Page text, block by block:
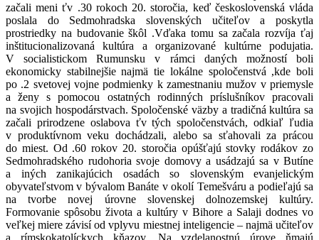
začali meni ťv 30. rokoch 20. storočia, keď československá vláda
poslala do Sedmohradska slovenských učiteľov a poskytla
prostriedky na budovanie škôl .Vďaka tomu sa začala rozvíja ťaj
inštitucionalizovaná kultúra a organizované kultúrne podujatia.
V socialistickom Rumunsku v rámci daných možností boli
ekonomicky stabilnejšie najmä tie lokálne spoločenstvá ,kde boli
po
svetovej vojne podmienky k zamestnaniu mužov v priemysle
a ženy s pomocou ostatných rodinných príslušníkov pracovali
na svojich hospodárstvach. Spoločenské väzby a tradičná kultúra sa
začali prirodzene oslabova ťv tých spoločenstvách, odkiaľ ľudia
v produktívnom veku dochádzali, alebo sa sťahovali za prácou
do miest. Od
60.rokov 20. storočia opúšťajú stovky rodákov zo
Sedmohradského rudohoria svoje domovy a usádzajú sa v Butíne
a iných zanikajúcich osadách so slovenským evanjelickým
obyvateľstvom v bývalom Banáte v okolí Temešváru a podieľajú sa
na tvorbe novej úrovne slovenskej dolnozemskej kultúry.
Formovanie spôsobu života a kultúry v Bihore a Salaji dodnes vo
veľkej miere závisí od vplyvu miestnej inteligencie– najmä učiteľov